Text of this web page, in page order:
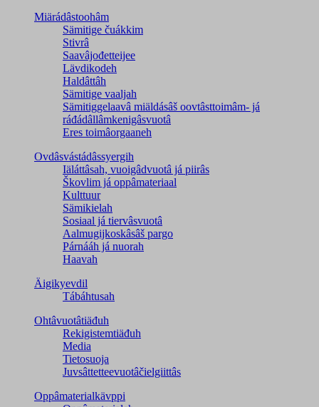
Miärádâstoohâm
Sämitige čuákkim
Stivrâ
Saavâjođetteijee
Lävdikodeh
Haldâttâh
Sämitige vaaljah
Sämitiggelaavâ miäldásâš oovtâsttoimâm- já
ráđádâllâmkenigâsvuotâ
Eres toimâorgaaneh
Ovdâsvástádâssyergih
Iäláttâsah, vuoigâdvuotâ já piirâs
Škovlim já oppâmateriaal
Kulttuur
Sämikielah
Sosiaal já tiervâsvuotâ
Aalmugijkoskâsâš pargo
Párnááh já nuorah
Haavah
Äigikyevdil
Tábáhtusah
Ohtâvuotâtiäđuh
Rekigistemtiäđuh
Media
Tietosuoja
Juvsâttetteevuotâčielgiittâs
Oppâmaterialkävppi